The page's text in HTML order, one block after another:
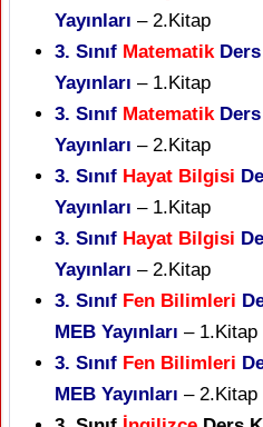
Yayınları – 2.Kitap
3. Sınıf MatematikDers
Yayınları – 1.Kitap
3. Sınıf MatematikDers
Yayınları – 2.Kitap
3. Sınıf Hayat Bilgisi
Yayınları – 1.Kitap
3. Sınıf Hayat Bilgisi
Yayınları – 2.Kitap
3. Sınıf Fen Bilimleri
MEB Yayınları – 1.Kitap
3. Sınıf Fen Bilimleri
MEB Yayınları – 2.Kitap